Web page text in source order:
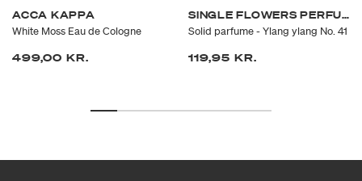
ACCA KAPPA
White Moss Eau de Cologne
499,00 KR.
SINGLE FLOWERS PERFUME
Solid parfume - Ylang ylang No. 41
119,95 KR.